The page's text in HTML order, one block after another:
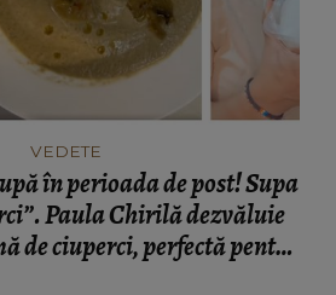
VEDETE
în perioada de post! Supa
Paula Chirilă dezvăluie
de ciuperci, perfectă pentru